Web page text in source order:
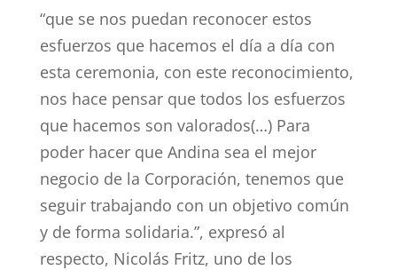
“que se nos puedan reconocer estos
esfuerzos que hacemos el día a día con
esta ceremonia, con este reconocimiento,
nos hace pensar que todos los esfuerzos
que hacemos son valorados(…) Para
poder hacer que Andina sea el mejor
negocio de la Corporación, tenemos que
seguir trabajando con un objetivo común
y de forma solidaria.”, expresó al
respecto, Nicolás Fritz, uno de los